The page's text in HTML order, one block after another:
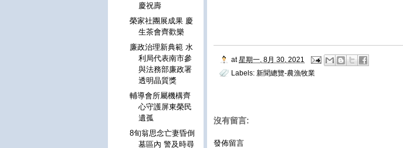
at 星期一, 8月 30, 2021
Labels: 新聞總覽-農漁牧業
沒有留言:
發佈留言
慶祝壽
榮家社團展成果 慶
生茶會齊歡樂
廉政治理新典範 水
利局代表南市參
與法務部廉政署
透明晶質獎
輔導會所屬機構齊
心守護屏東榮民
遺孤
8旬翁思念亡妻昏倒
墓區內 警及時尋